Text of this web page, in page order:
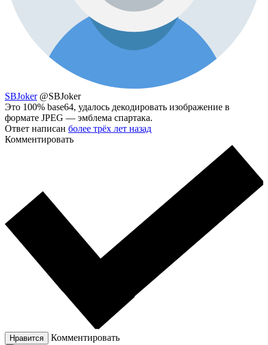
SBJoker @SBJoker
Это 100% base64, удалось декодировать изображение в
формате JPEG — эмблема спартака.
Ответ написан более трёх лет назад
Комментировать
Нравится Комментировать